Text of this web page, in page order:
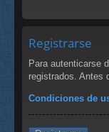
Registrarse
Para autenticarse
registrados. Antes
Condiciones de